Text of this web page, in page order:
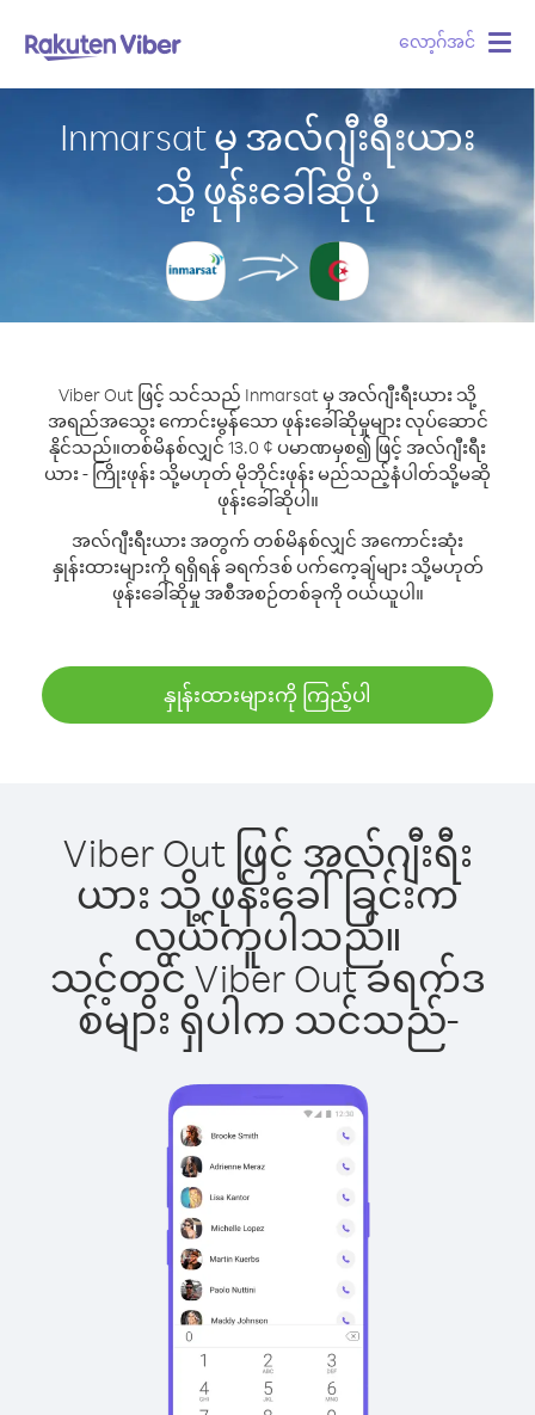
လော့ဂ်အင်
Inmarsat မှ အလ်ဂျီးရီးယား
သို့ ဖုန်းခေါ်ဆိုပုံ
Viber Out ဖြင့် သင်သည် Inmarsat မှ အလ်ဂျီးရီးယား သို့
အရည်အသွေး ကောင်းမွန်သော ဖုန်းခေါ်ဆိုမှုများ လုပ်ဆောင်
နိုင်သည်။တစ်မိနစ်လျှင် 13.0 ¢ ပမာဏမှစ၍ ဖြင့် အလ်ဂျီးရီး
ယား - ကြိုးဖုန်း သို့မဟုတ် မိုဘိုင်းဖုန်း မည်သည့်နံပါတ်သို့မဆို
ဖုန်းခေါ်ဆိုပါ။
အလ်ဂျီးရီးယား အတွက် တစ်မိနစ်လျှင် အကောင်းဆုံး
နှုန်းထားများကို ရရှိရန် ခရက်ဒစ် ပက်ကေ့ချ်များ သို့မဟုတ်
ဖုန်းခေါ်ဆိုမှု အစီအစဉ်တစ်ခုကို ဝယ်ယူပါ။
နှုန်းထားများကို ကြည့်ပါ
Viber Out ဖြင့် အလ်ဂျီးရီး
ယား သို့ ဖုန်းခေါ်ခြင်းက
လွယ်ကူပါသည်။
သင့်တွင် Viber Out ခရက်ဒ
စ်များ ရှိပါက သင်သည်-